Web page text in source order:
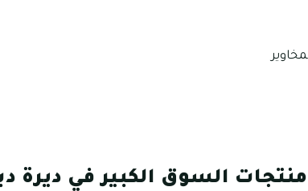
السوق الكبير في ديرة